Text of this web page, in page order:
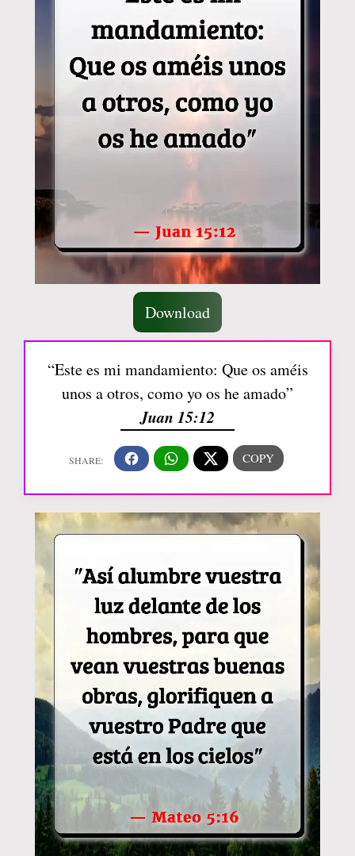
Download
“Este es mi mandamiento: Que os améis
unos a otros, como yo os he amado”
Juan 15:12